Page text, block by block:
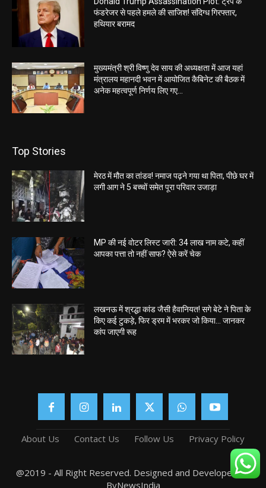
फंडरेजर से पहले हमले की साजिश! संदिग्ध गिरफ्तार,
हथियार बरामद
मुख्यमंत्री श्री विष्णु देव साय की अध्यक्षता में आज यहां
मंत्रालय महानदी भवन में आयोजित कैबिनेट की बैठक में
अनेक महत्वपूर्ण निर्णय लिए गए...
Top Stories
मेरठ में मौत का तांडव! नमाज पढ़ने गया था पिता, पीछे घर में
लगी आग ने 5 बच्चों समेत पूरा परिवार उजाड़ा
MP की नई वोटर लिस्ट जारी: 34 लाख नाम कटे, कहीं
आपका पत्ता तो नहीं साफ? ऐसे करें चेक
लखनऊ में श्रद्धा कांड जैसी हैवानियत! सगे बेटे ने पिता के
किए कई टुकड़े, फिर ड्रम में भरकर जो किया… जानकर
कांप जाएगी रूह
About Us Contact Us Follow Us Privacy Policy
@2019 - All Right Reserved. Designed and Developed by
ByNewsIndia